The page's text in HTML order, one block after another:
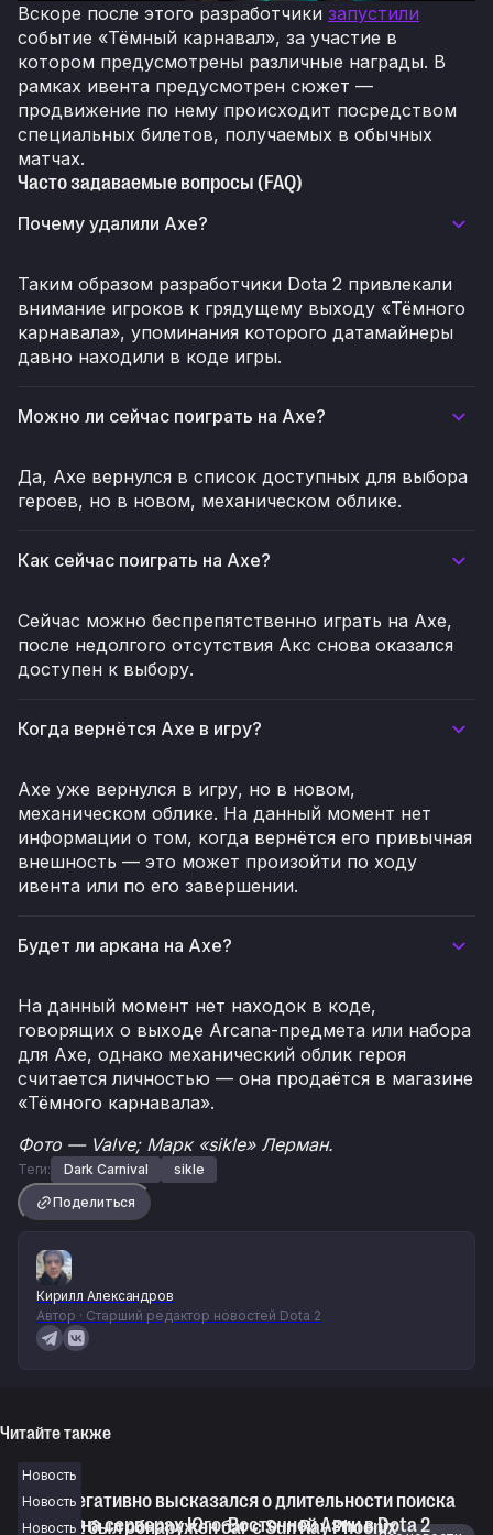
Вскоре после этого разработчики запустили
событие «Тёмный карнавал», за участие в
котором предусмотрены различные награды. В
рамках ивента предусмотрен сюжет —
продвижение по нему происходит посредством
специальных билетов, получаемых в обычных
матчах.
Часто задаваемые вопросы (FAQ)
Почему удалили Axe?
Таким образом разработчики Dota 2 привлекали
внимание игроков к грядущему выходу «Тёмного
карнавала», упоминания которого датамайнеры
давно находили в коде игры.
Можно ли сейчас поиграть на Axe?
Да, Axe вернулся в список доступных для выбора
героев, но в новом, механическом облике.
Как сейчас поиграть на Axe?
Сейчас можно беспрепятственно играть на Axe,
после недолгого отсутствия Акс снова оказался
доступен к выбору.
Когда вернётся Axe в игру?
Axe уже вернулся в игру, но в новом,
механическом облике. На данный момент нет
информации о том, когда вернётся его привычная
внешность — это может произойти по ходу
ивента или по его завершении.
Будет ли аркана на Axe?
На данный момент нет находок в коде,
говорящих о выходе Arcana-предмета или набора
для Axe, однако механический облик героя
считается личностью — она продаётся в магазине
«Тёмного карнавала».
Фото — Valve; Марк «sikle» Лерман.
Теги: Dark Carnival
sikle
Поделиться
Кирилл Александров
Автор · Старший редактор новостей Dota 2
Читайте также
Новость
Davai негативно высказался о длительности поиска
матчей на серверах Юго-Восточной Азии в Dota 2
Новость
В Dota 2 был обнаружен баг с Sun Ray Phoenix
Новость